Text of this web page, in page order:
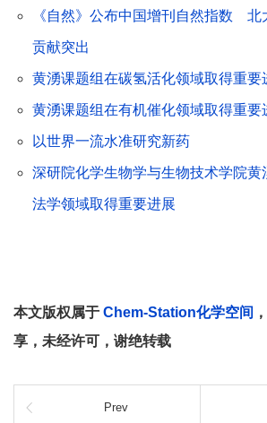
《自然》公布中国增刊自然指数 北
贡献突出
黄湧课题组在碳氢活化领域取得重要
黄湧课题组在有机催化领域取得重要
以世界一流水准研究新药
深研院化学生物学与生物技术学院黄
法学领域取得重要进展
本文版权属于 Chem-Station化学空间
享，未经许可，谢绝转载
Prev